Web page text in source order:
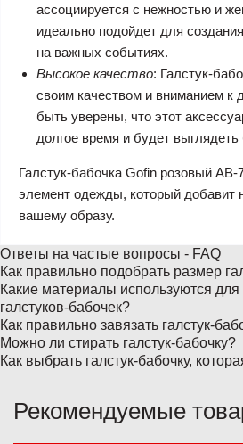
ассоциируется с нежностью и
идеально подойдет для
на важных событиях.
Высокое качество: Галстук-
своим качеством и вниманием к
быть уверены, что этот
долгое время и будет выглядеть
Галстук-бабочка Gofin розовый
элемент одежды, который добавит
вашему образу.
Ответы на частые вопросы - FAQ
Как правильно подобрать размер
Какие материалы используются для
галстуков-бабочек?
Как правильно завязать галстук-
Можно ли стирать галстук-бабочку?
Как выбрать галстук-бабочку,
Рекомендуемые